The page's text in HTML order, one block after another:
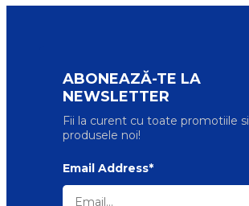
ABONEAZĂ-TE LA
NEWSLETTER
Fii la curent cu toate promotiile si
produsele noi!
Email Address*